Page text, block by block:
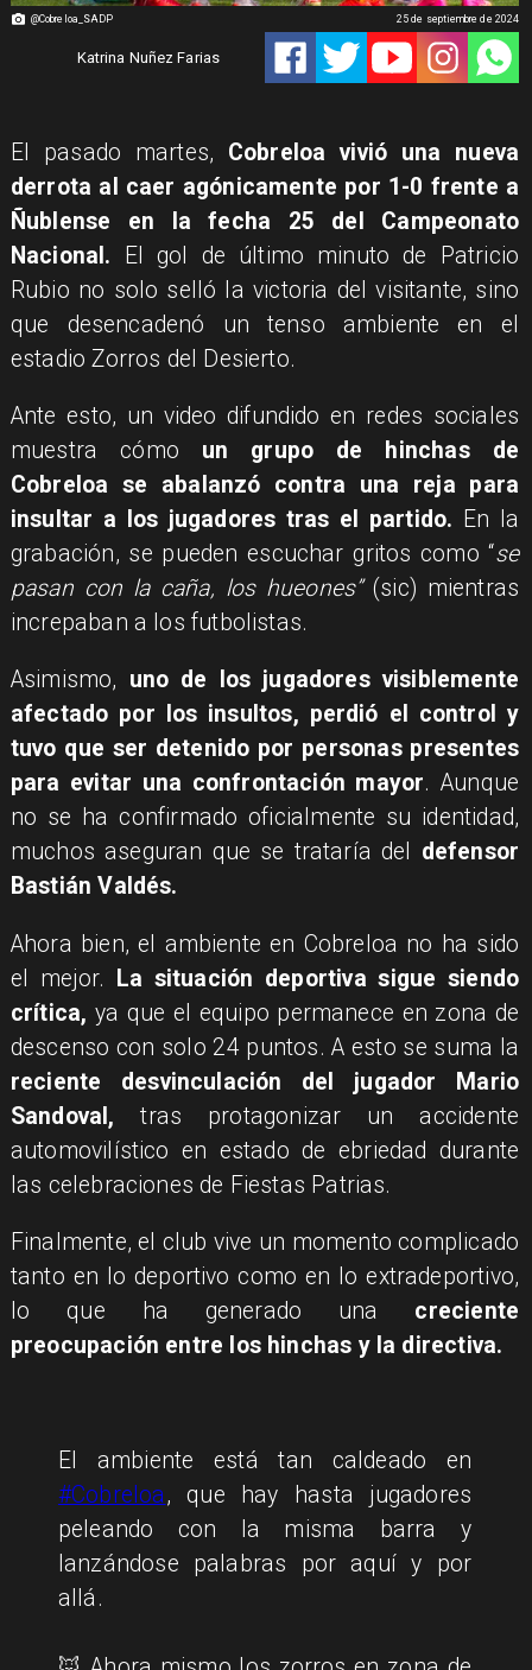
@Cobreloa_SADP
Katrina Nuñez Farias
25 de septiembre de 2024
El pasado martes, Cobreloa vivió una nueva
derrota al caer agónicamente por 1-0 frente a
Ñublense en la fecha 25 del Campeonato
Nacional. El gol de último minuto de Patricio
Rubio no solo selló la victoria del visitante, sino
que desencadenó un tenso ambiente en el
estadio Zorros del Desierto.
Ante esto, un video difundido en redes sociales
muestra cómo un grupo de hinchas de
Cobreloa se abalanzó contra una reja para
insultar a los jugadores tras el partido. En la
grabación, se pueden escuchar gritos como “se
pasan con la caña, los hueones” (sic) mientras
increpaban a los futbolistas.
Asimismo, uno de los jugadores visiblemente
afectado por los insultos, perdió el control y
tuvo que ser detenido por personas presentes
para evitar una confrontación mayor. Aunque
no se ha confirmado oficialmente su identidad,
muchos aseguran que se trataría del defensor
Bastián Valdés.
Ahora bien, el ambiente en Cobreloa no ha sido
el mejor.
La situación deportiva sigue siendo
crítica, ya que el equipo permanece en zona de
descenso con solo 24 puntos. A esto se suma la
reciente desvinculación del jugador Mario
Sandoval, tras protagonizar un accidente
automovilístico en estado de ebriedad durante
las celebraciones de Fiestas Patrias.
Finalmente, el club vive un momento complicado
tanto en lo deportivo como en lo extradeportivo,
lo que ha generado una creciente
preocupación entre los hinchas y la directiva.
El ambiente está tan caldeado en
#Cobreloa, que hay hasta jugadores
peleando con la misma barra y
lanzándose palabras por aquí y por
allá.